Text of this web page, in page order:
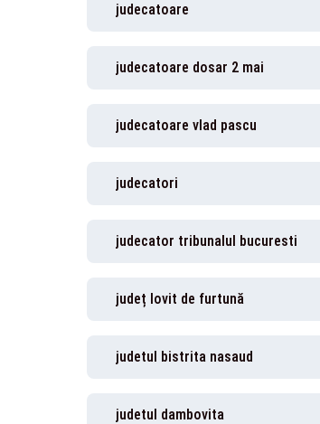
judecatoare
judecatoare dosar 2 mai
judecatoare vlad pascu
judecatori
judecator tribunalul bucuresti
județ lovit de furtună
judetul bistrita nasaud
judetul dambovita